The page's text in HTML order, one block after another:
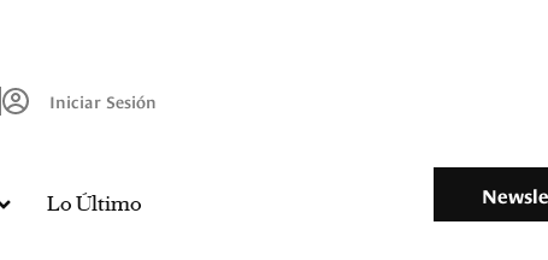
Iniciar Sesión
Lo Último